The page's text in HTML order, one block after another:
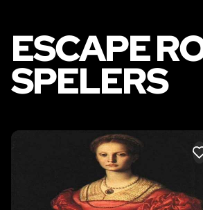
ESCAPE
SPELERS